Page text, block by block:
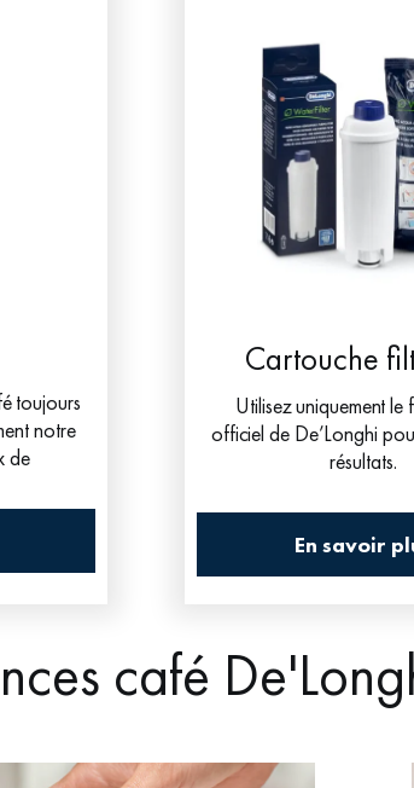
toujours
notre
de
Cartouche
Utilisez uniquement le
officiel de De’Longhi
résultats.
En savoir
café